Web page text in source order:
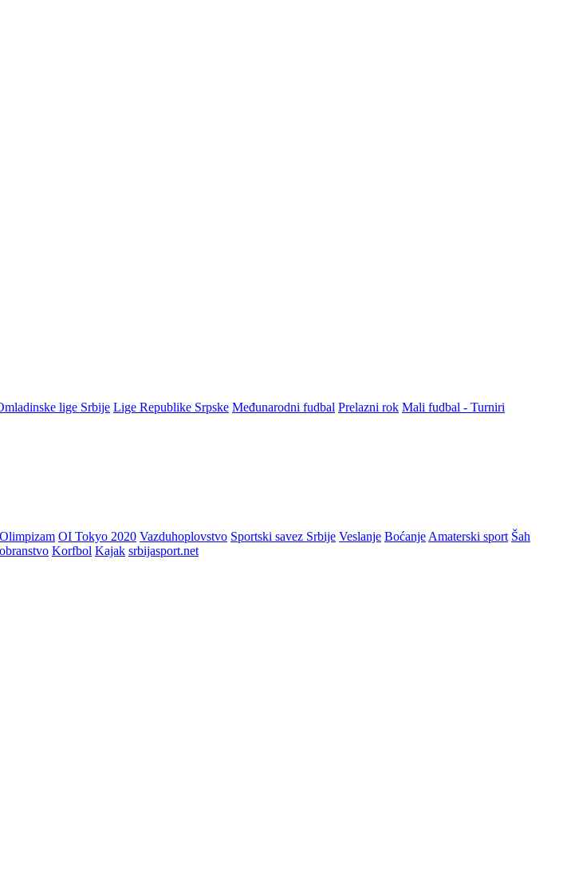
lige Srbije Lige Republike Srpske Međunarodni fudbal Prelazni rok Mali fudbal - Turniri
Olimpizam OI Tokyo 2020 Vazduhoplovstvo Sportski savez Srbije Veslanje Boćanje Amaterski sport Šah
Korfbol Kajak srbijasport.net